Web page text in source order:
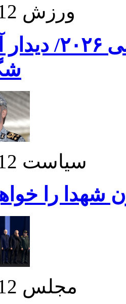
ورزش 12 تیر
برنامه بازی های امشب
سیاست 12 تیر
شهدا را
مجلس 12 تیر